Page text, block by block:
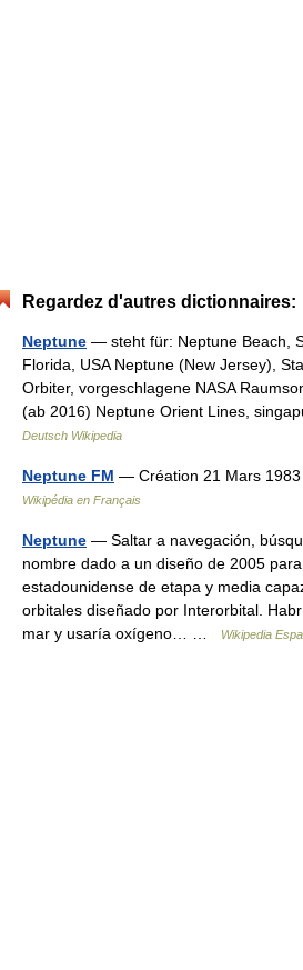
Regardez d'autres dictionnaires:
Neptune — steht für: Neptune Beach,
Florida, USA Neptune (New Jersey),
Orbiter, vorgeschlagene NASA
(ab 2016) Neptune Orient Lines,
Deutsch Wikipedia
Neptune FM — Création 21 Mars
Wikipédia en Français
Neptune — Saltar a navegación,
nombre dado a un diseño de 2005
estadounidense de etapa y media
orbitales diseñado por Interorbital.
mar y usaría oxígeno… …
Wikipedia